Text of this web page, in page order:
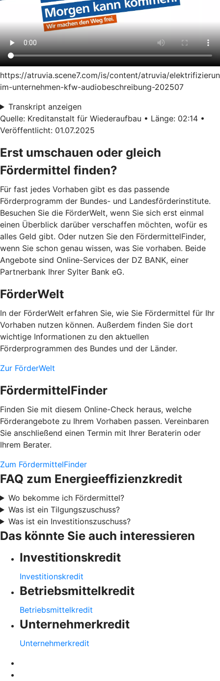
https://atruvia.scene7.com/is/content/atruvia/
im-unternehmen-kfw-audiobeschreibung-202507
Transkript anzeigen
Quelle: Kreditanstalt für Wiederaufbau • Länge: 02:14 •
Veröffentlicht: 01.07.2025
Erst umschauen oder gleich
Fördermittel finden?
Für fast jedes Vorhaben gibt es das passende
Förderprogramm der Bundes- und Landesförderinstitute.
Besuchen Sie die FörderWelt, wenn Sie sich erst einmal
einen Überblick darüber verschaffen möchten, wofür es
alles Geld gibt. Oder nutzen Sie den FördermittelFinder,
wenn Sie schon genau wissen, was Sie vorhaben. Beide
Angebote sind Online-Services der DZ BANK, einer
Partnerbank Ihrer Sylter Bank eG.
FörderWelt
In der FörderWelt erfahren Sie, wie Sie Fördermittel für Ihr
Vorhaben nutzen können. Außerdem finden Sie dort
wichtige Informationen zu den aktuellen
Förderprogrammen des Bundes und der Länder.
Zur FörderWelt
FördermittelFinder
Finden Sie mit diesem Online-Check heraus, welche
Förderangebote zu Ihrem Vorhaben passen. Vereinbaren
Sie anschließend einen Termin mit Ihrer Beraterin oder
Ihrem Berater.
Zum FördermittelFinder
FAQ zum Energieeffizienzkredit
Wo bekomme ich Fördermittel?
Was ist ein Tilgungszuschuss?
Was ist ein Investitionszuschuss?
Das könnte Sie auch interessieren
Investitionskredit
Investitionskredit
Betriebsmittelkredit
Betriebsmittelkredit
Unternehmerkredit
Unternehmerkredit